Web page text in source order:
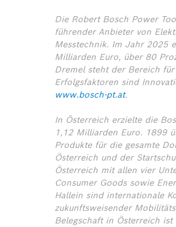
Die Robert Bosch Power
führender Anbieter von
Messtechnik. Im Jahr 2025
Milliarden Euro, über 80
Dremel steht der Bereich
Erfolgsfaktoren sind
www.bosch-pt.at.
In Österreich erzielte die
1,12 Milliarden Euro. 1899
Produkte für die gesamte
Österreich und der
Österreich mit allen vier
Consumer Goods sowie
Hallein sind internationale
zukunftsweisender
Belegschaft in Österreich